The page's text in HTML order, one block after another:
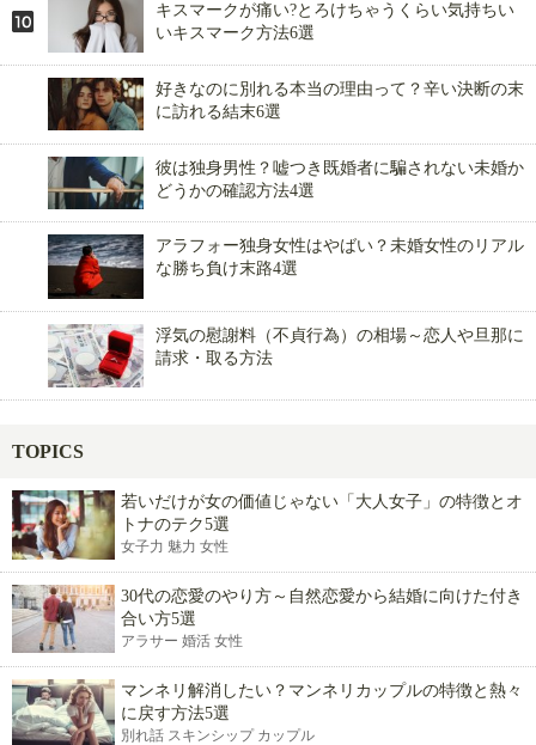
キスマークが痛い?とろけちゃうくらい気持ちい
いキスマーク方法6選
好きなのに別れる本当の理由って？辛い決断の末
に訪れる結末6選
彼は独身男性？嘘つき既婚者に騙されない未婚か
どうかの確認方法4選
アラフォー独身女性はやばい？未婚女性のリアル
な勝ち負け末路4選
浮気の慰謝料（不貞行為）の相場～恋人や旦那に
請求・取る方法
TOPICS
若いだけが女の価値じゃない「大人女子」の特徴とオ
トナのテク5選
女子力 魅力 女性
30代の恋愛のやり方～自然恋愛から結婚に向けた付き
合い方5選
アラサー 婚活 女性
マンネリ解消したい？マンネリカップルの特徴と熱々
に戻す方法5選
別れ話 スキンシップ カップル